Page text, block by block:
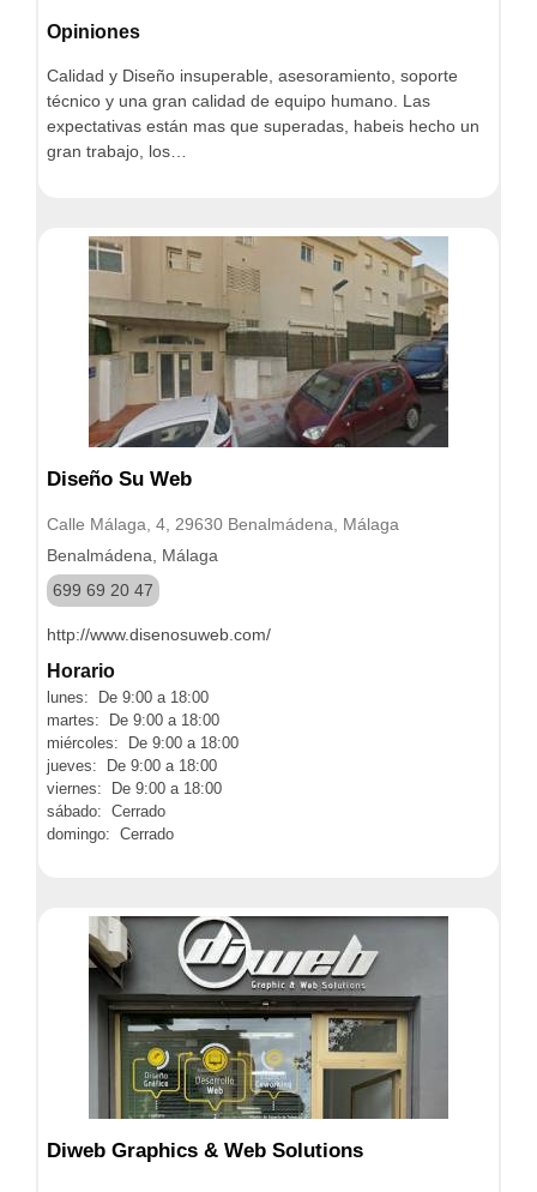
Opiniones
Calidad y Diseño insuperable, asesoramiento, soporte
técnico y una gran calidad de equipo humano. Las
expectativas están mas que superadas, habeis hecho un
gran trabajo, los…
Diseño Su Web
Calle Málaga, 4, 29630 Benalmádena, Málaga
Benalmádena, Málaga
699 69 20 47
http://www.disenosuweb.com/
Horario
lunes: De 9:00 a 18:00
martes: De 9:00 a 18:00
miércoles: De 9:00 a 18:00
jueves: De 9:00 a 18:00
viernes: De 9:00 a 18:00
sábado: Cerrado
domingo: Cerrado
Diweb Graphics & Web Solutions